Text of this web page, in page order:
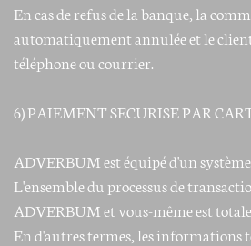
En cas de refus de la banque, la
automatiquement annulée et le
téléphone ou courrier.
6) PAIEMENT SECURISE PAR
ADVERBUM est équipé d'un
L'ensemble du processus de
ADVERBUM et vous-même est
En d'autres termes, les informations